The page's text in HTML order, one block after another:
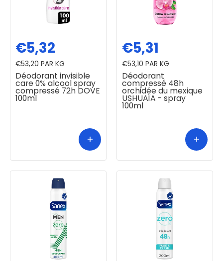
Déodorant invisible
care 0% alcool spray
compressé 72h DOVE
100ml
€5,32
€53,20 PAR KG
Déodorant
compressé 48h
orchidée du mexique
USHUAÏA - spray
100ml
€5,31
€53,10 PAR KG